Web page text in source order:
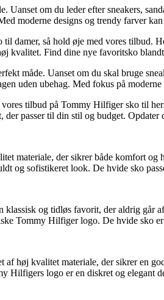
om du leder efter sneakers,
moderne designs og trendy farver
så hold øje med vores tilbud.
kvalitet. Find dine nye favoritsko
måde. Uanset om du skal bruge
uden ubehag. Med fokus på
tilbud på Tommy Hilfiger sko til
passer til din stil og budget.
materiale, der sikrer både komfort
og sofistikeret look. De hvide sko
og tidløs favorit, der aldrig går
Tommy Hilfiger logo. De hvide sko
høj kvalitet materiale, der sikrer en
Hilfigers logo er en diskret og